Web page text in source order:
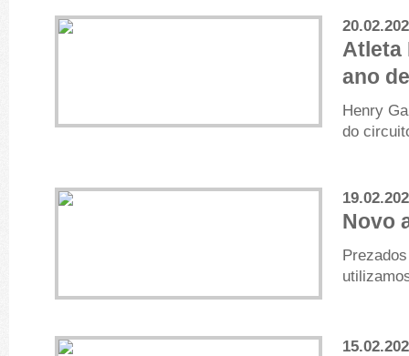
Atleta
ano
Henry
do
Novo